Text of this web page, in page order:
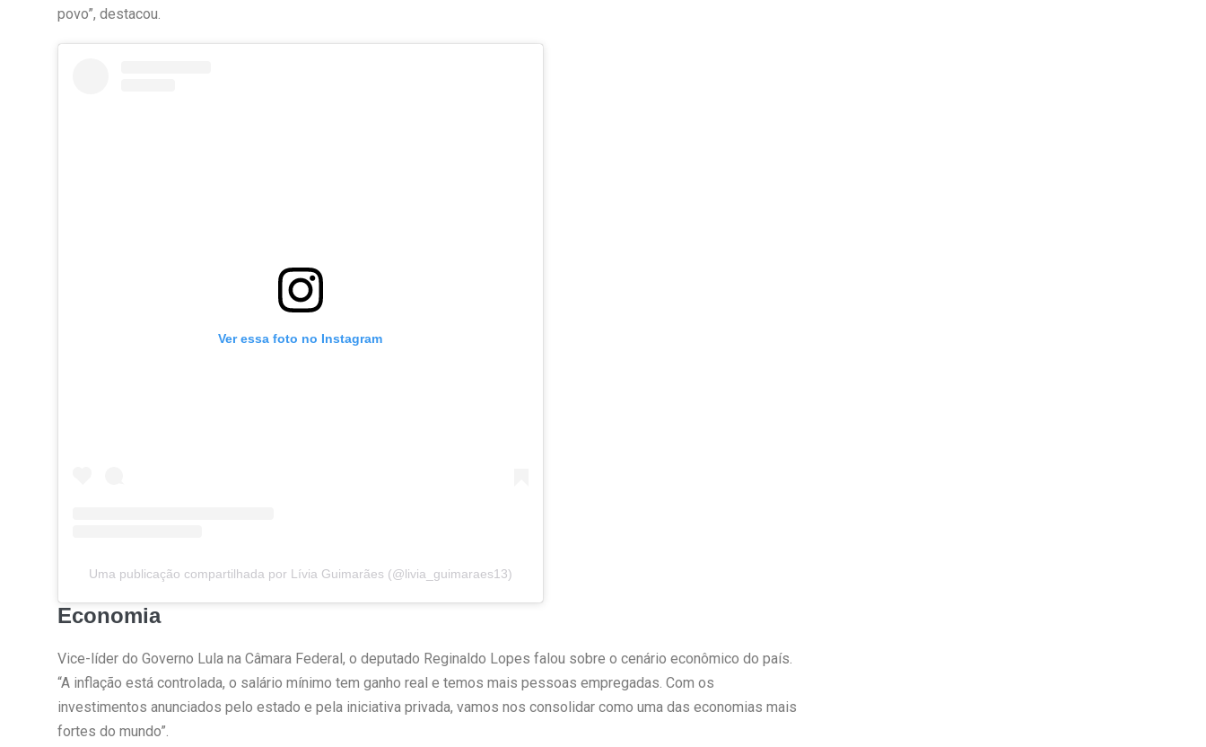
povo”, destacou.
Ver essa foto no Instagram
Uma publicação compartilhada por Lívia Guimarães (@livia_guimaraes13)
Economia
Vice-líder do Governo Lula na Câmara Federal, o deputado Reginaldo Lopes falou sobre o cenário econômico do país.
“A inflação está controlada, o salário mínimo tem ganho real e temos mais pessoas empregadas. Com os
investimentos anunciados pelo estado e pela iniciativa privada, vamos nos consolidar como uma das economias mais
fortes do mundo”.